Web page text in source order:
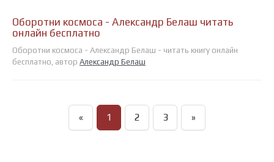
Оборотни космоса - Александр Белаш читать
онлайн бесплатно
Оборотни космоса - Александр Белаш - читать книгу онлайн
бесплатно, автор Александр Белаш
« 1 2 3 »